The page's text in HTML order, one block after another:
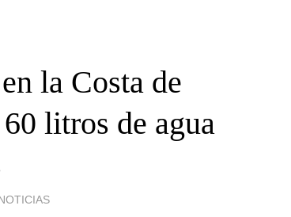
la Costa de
litros de agua